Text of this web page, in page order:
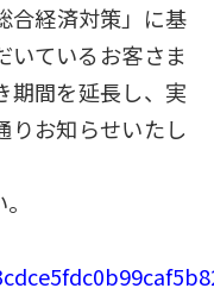
合経済対策」に基
いているお客さま
期間を延長し、実
りお知らせいたし